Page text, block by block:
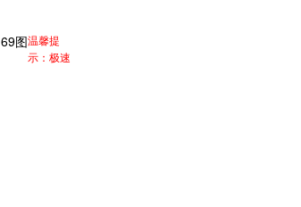
69图温馨提
示：极速